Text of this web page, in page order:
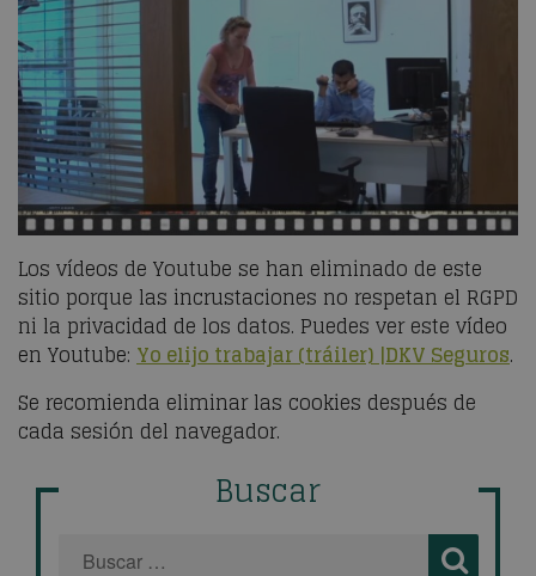
Los vídeos de Youtube se han eliminado de este
sitio porque las incrustaciones no respetan el RGPD
ni la privacidad de los datos. Puedes ver este vídeo
en Youtube: Yo elijo trabajar (tráiler) |DKV Seguros.
Se recomienda eliminar las cookies después de
cada sesión del navegador.
Buscar